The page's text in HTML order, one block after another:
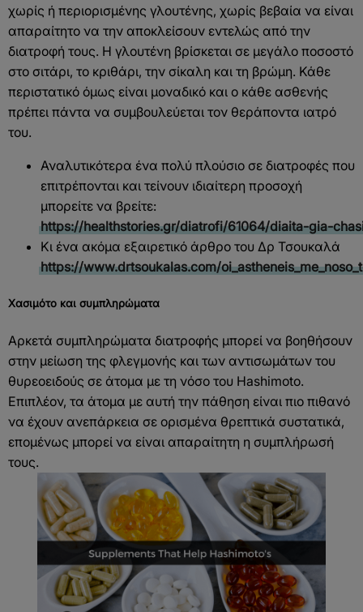
χωρίς ή περιορισμένης γλουτένης, χωρίς βεβαία να είναι
απαραίτητο να την αποκλείσουν εντελώς από την
διατροφή τους. Η γλουτένη βρίσκεται σε μεγάλο ποσοστό
στο σιτάρι, το κριθάρι, την σίκαλη και τη βρώμη. Κάθε
περιστατικό όμως είναι μοναδικό και ο κάθε ασθενής
πρέπει πάντα να συμβουλεύεται τον θεράποντα ιατρό
του.
Αναλυτικότερα ένα πολύ πλούσιο σε διατροφές που
επιτρέπονται και τείνουν ιδιαίτερη προσοχή
μπορείτε να βρείτε:
https://healthstories.gr/diatrofi/61064/diaita-gia-
Κι ένα ακόμα εξαιρετικό άρθρο του Δρ Τσουκαλά
https://www.drtsoukalas.com/
Χασιμότο και συμπληρώματα
Αρκετά συμπληρώματα διατροφής μπορεί να βοηθήσουν
στην μείωση της φλεγμονής και των αντισωμάτων του
θυρεοειδούς σε άτομα με τη νόσο του Hashimoto.
Επιπλέον, τα άτομα με αυτή την πάθηση είναι πιο πιθανό
να έχουν ανεπάρκεια σε ορισμένα θρεπτικά συστατικά,
επομένως μπορεί να είναι απαραίτητη η συμπλήρωσή
τους.